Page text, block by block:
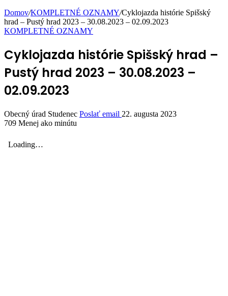
Domov/KOMPLETNÉ OZNAMY/Cyklojazda histórie Spišský
hrad – Pustý hrad 2023 – 30.08.2023 – 02.09.2023
KOMPLETNÉ OZNAMY
Cyklojazda histórie Spišský hrad –
Pustý hrad 2023 – 30.08.2023 –
02.09.2023
Obecný úrad Studenec Poslať email 22. augusta 2023
709 Menej ako minútu